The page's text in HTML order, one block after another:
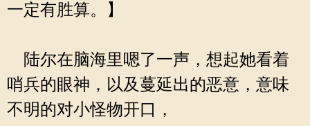
一定有胜算。】
陆尔在脑海里嗯了一声，想起她看着
哨兵的眼神，以及蔓延出的恶意，意味
不明的对小怪物开口，